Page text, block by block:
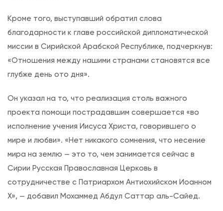
Кроме того, выступавший обратил слова
благодарности к главе российской дипломатической
миссии в Сирийской Арабской Республике, подчеркнув:
«Отношения между нашими странами становятся все
глубже день ото дня».
Он указал на то, что реализация столь важного
проекта помощи пострадавшим совершается «во
исполнение учения Иисуса Христа, говорившего о
мире и любви». «Нет никакого сомнения, что несение
мира на землю — это то, чем занимается сейчас в
Сирии Русская Православная Церковь в
сотрудничестве с Патриархом Антиохийском Иоанном
X», — добавил Мохаммед Абдул Саттар аль-Сайед.